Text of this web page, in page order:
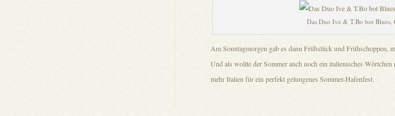
Das Duo Ive & T.Bo bot
Am Sonntagmorgen gab es dann Frühstück und Frühschoppen,
Und als wollte der Sommer auch noch ein italienisches
mehr Italien für ein perfekt gelungenes Sommer-Hafenfest.